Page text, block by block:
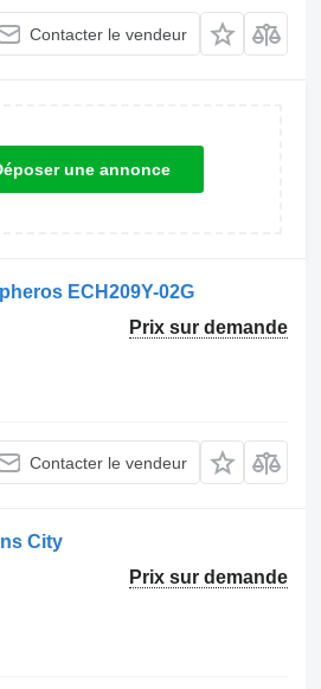
Contacter le vendeur
une annonce
ECH209Y-02G
Prix sur demande
Contacter le vendeur
City
Prix sur demande